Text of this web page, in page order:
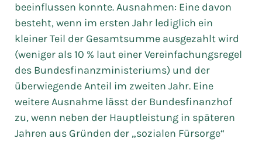
beeinflussen konnte. Ausnahmen: Eine davon
besteht, wenn im ersten Jahr lediglich ein
kleiner Teil der Gesamtsumme ausgezahlt wird
(weniger als 10 % laut einer Vereinfachungsregel
des Bundesfinanzministeriums) und der
überwiegende Anteil im zweiten Jahr. Eine
weitere Ausnahme lässt der Bundesfinanzhof
zu, wenn neben der Hauptleistung in späteren
Jahren aus Gründen der „sozialen Fürsorge“